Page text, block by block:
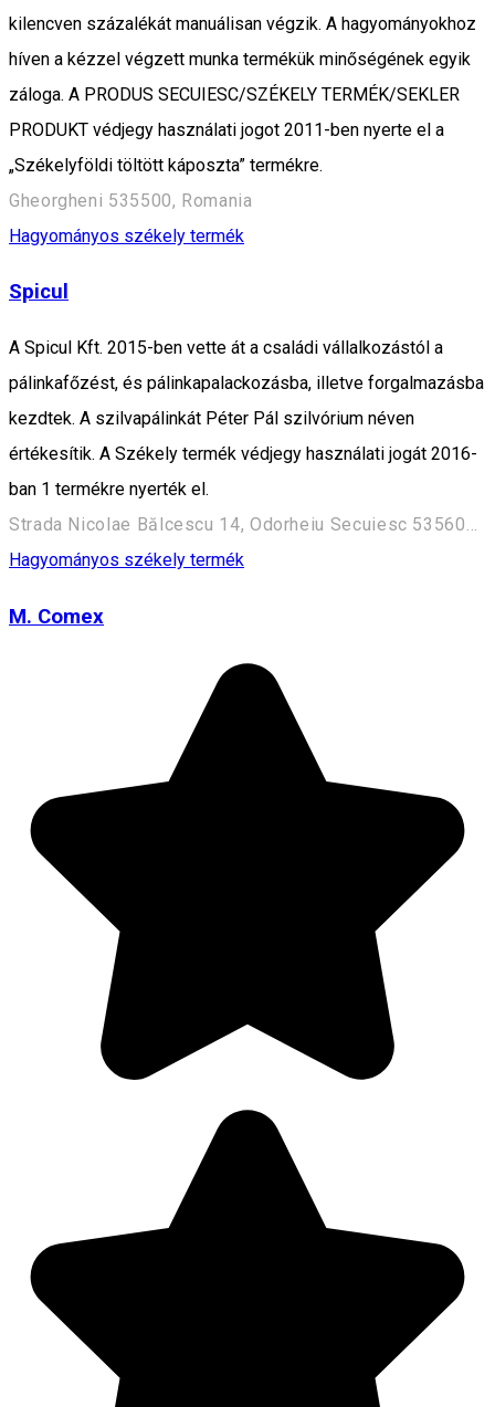
kilencven százalékát manuálisan végzik. A hagyományokhoz
híven a kézzel végzett munka termékük minőségének egyik
záloga. A PRODUS SECUIESC/SZÉKELY TERMÉK/SEKLER
PRODUKT védjegy használati jogot 2011-ben nyerte el a
„Székelyföldi töltött káposzta” termékre.
Gheorgheni 535500, Romania
Hagyományos székely termék
Spicul
A Spicul Kft. 2015-ben vette át a családi vállalkozástól a
pálinkafőzést, és pálinkapalackozásba, illetve forgalmazásba
kezdtek. A szilvapálinkát Péter Pál szilvórium néven
értékesítik. A Székely termék védjegy használati jogát 2016-
ban 1 termékre nyerték el.
Strada Nicolae Bălcescu 14, Odorheiu Secuiesc 535600, Romania
Hagyományos székely termék
M. Comex